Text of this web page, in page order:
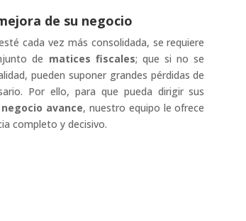
de su negocio
cada vez más consolidada, se requiere
de matices fiscales; que si no se
pueden suponer grandes pérdidas de
Por ello, para que pueda dirigir sus
avance, nuestro equipo le ofrece
completo y decisivo.